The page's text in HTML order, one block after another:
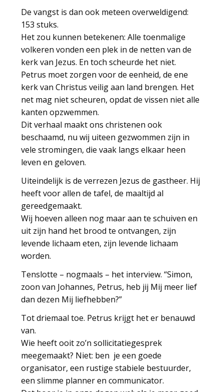
De vangst is dan ook meteen overweldigend:
153 stuks.
Het zou kunnen betekenen: Alle toenmalige
volkeren vonden een plek in de netten van de
kerk van Jezus. En toch scheurde het niet.
Petrus moet zorgen voor de eenheid, de ene
kerk van Christus veilig aan land brengen. Het
net mag niet scheuren, opdat de vissen niet alle
kanten opzwemmen.
Dit verhaal maakt ons christenen ook
beschaamd, nu wij uiteen gezwommen zijn in
vele stromingen, die vaak langs elkaar heen
leven en geloven.
Uiteindelijk is de verrezen Jezus de gastheer. Hij
heeft voor allen de tafel, de maaltijd al
gereedgemaakt.
Wij hoeven alleen nog maar aan te schuiven en
uit zijn hand het brood te ontvangen, zijn
levende lichaam eten, zijn levende lichaam
worden.
Tenslotte – nogmaals – het interview. “Simon,
zoon van Johannes, Petrus, heb jij Mij meer lief
dan dezen Mij liefhebben?”
Tot driemaal toe. Petrus krijgt het er benauwd
van.
Wie heeft ooit zo’n sollicitatiegesprek
meegemaakt? Niet: ben je een goede
organisator, een rustige stabiele bestuurder,
een slimme planner en communicator.